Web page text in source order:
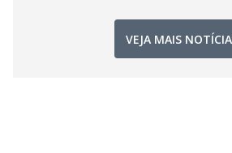
VEJA MAIS